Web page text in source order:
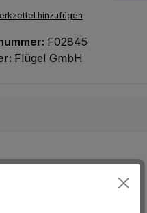
hinzufügen
F02845
Flügel GmbH